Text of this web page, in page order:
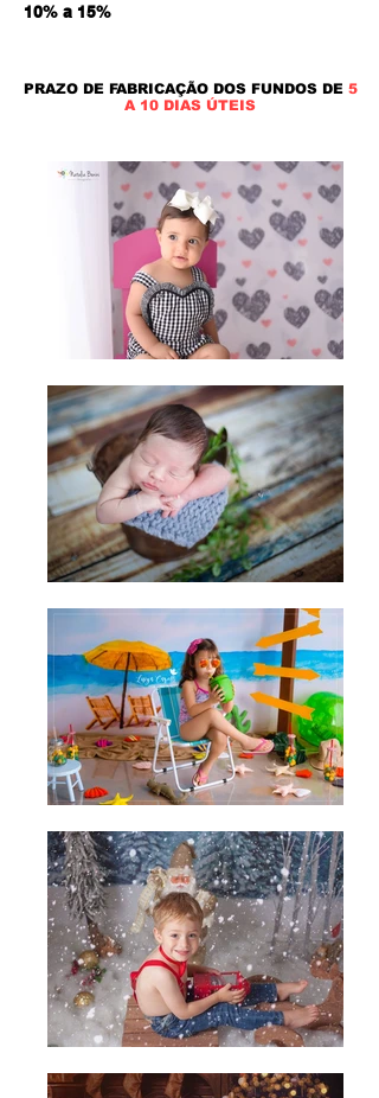
10% a 15%
PRAZO DE FABRICAÇÃO DOS FUNDOS DE 5
A 10 DIAS ÚTEIS